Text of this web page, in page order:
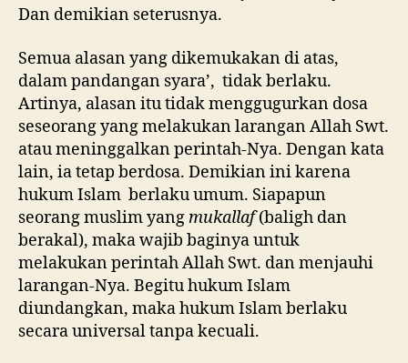
Dan demikian seterusnya.
Semua alasan yang dikemukakan di atas,
dalam pandangan syara’, tidak berlaku.
Artinya, alasan itu tidak menggugurkan dosa
seseorang yang melakukan larangan Allah Swt.
atau meninggalkan perintah-Nya. Dengan kata
lain, ia tetap berdosa. Demikian ini karena
hukum Islam berlaku umum. Siapapun
seorang muslim yangmukallaf(baligh dan
berakal), maka wajib baginya untuk
melakukan perintah Allah Swt. dan menjauhi
larangan-Nya. Begitu hukum Islam
diundangkan, maka hukum Islam berlaku
secara universal tanpa kecuali.